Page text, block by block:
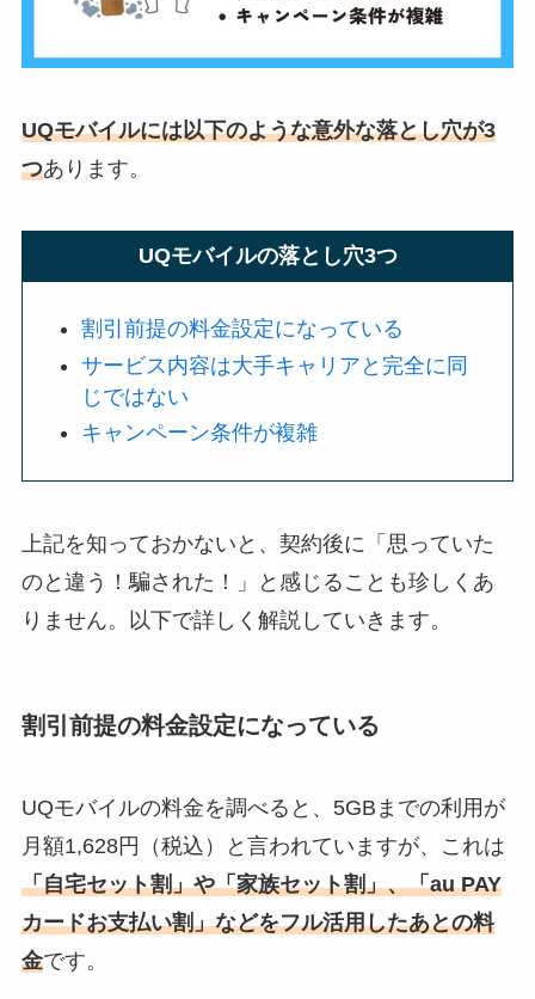
UQモバイルには以下のような意外な落とし穴が3
つあります。
UQモバイルの落とし穴3つ
割引前提の料金設定になっている
サービス内容は大手キャリアと完全に同
じではない
キャンペーン条件が複雑
上記を知っておかないと、契約後に「思っていた
のと違う！騙された！」と感じることも珍しくあ
りません。以下で詳しく解説していきます。
割引前提の料金設定になっている
UQモバイルの料金を調べると、5GBまでの利用が
月額1,628円（税込）と言われていますが、これは
「自宅セット割」や「家族セット割」、「au PAY
カードお支払い割」などをフル活用したあとの料
金です。